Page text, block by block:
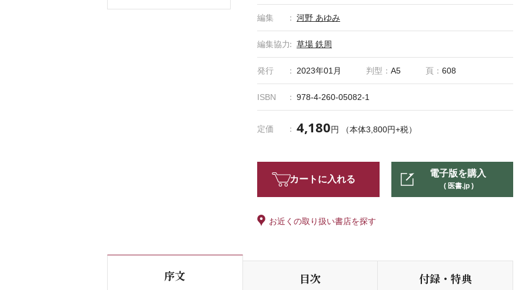
編集 河野 あゆみ
編集協力 草場 鉄周
発行 2023年01月 判型： A5 頁： 608
ISBN 978-4-260-05082-1
定価 4,180円 （本体3,800円+税）
カートに入れる
電子版を購入
( 医書.jp )
お近くの取り扱い書店を探す
序文 目次 付録・特典